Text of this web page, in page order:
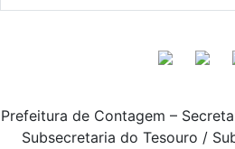
Prefeitura de Contagem –
Subsecretaria do Tesouro /